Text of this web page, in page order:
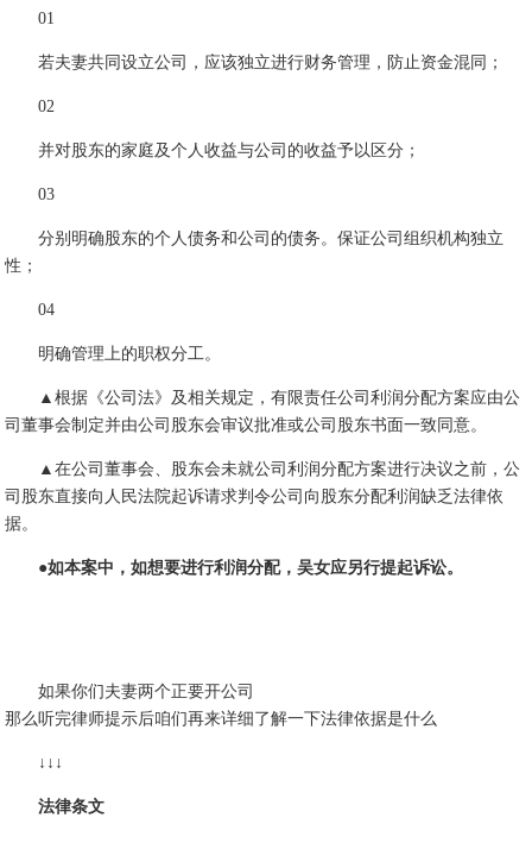
01
若夫妻共同设立公司，应该独立进行财务管理，防止资金混同；
02
并对股东的家庭及个人收益与公司的收益予以区分；
03
分别明确股东的个人债务和公司的债务。保证公司组织机构独立
性；
04
明确管理上的职权分工。
▲根据《公司法》及相关规定，有限责任公司利润分配方案应由公
司董事会制定并由公司股东会审议批准或公司股东书面一致同意。
▲在公司董事会、股东会未就公司利润分配方案进行决议之前，公
司股东直接向人民法院起诉请求判令公司向股东分配利润缺乏法律依
据。
●如本案中，如想要进行利润分配，吴女应另行提起诉讼。
如果你们夫妻两个正要开公司
那么听完律师提示后咱们再来详细了解一下法律依据是什么
↓↓↓
法律条文